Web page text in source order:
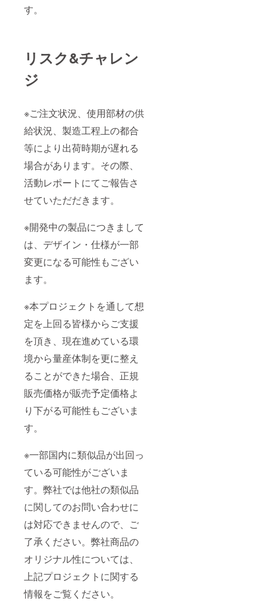
す。
リスク&チャレン
ジ
※ご注文状況、使用部材の供
給状況、製造工程上の都合
等により出荷時期が遅れる
場合があります。その際、
活動レポートにてご報告さ
せていただだきます。
※開発中の製品につきまして
は、デザイン・仕様が一部
変更になる可能性もござい
ます。
※本プロジェクトを通して想
定を上回る皆様からご支援
を頂き、現在進めている環
境から量産体制を更に整え
ることができた場合、正規
販売価格が販売予定価格よ
り下がる可能性もございま
す。
※一部国内に類似品が出回っ
ている可能性がございま
す。弊社では他社の類似品
に関してのお問い合わせに
は対応できませんので、ご
了承ください。弊社商品の
オリジナル性については、
上記プロジェクトに関する
情報をご覧ください。